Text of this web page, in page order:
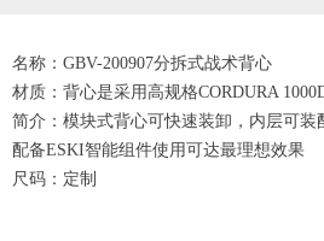
名称：GBV-200907分拆式战术背心
材质：背心是采用高规格CORDURA
简介：模块式背心可快速装卸，内层可装
配备ESKI智能组件使用可达最理想效果
尺码：定制